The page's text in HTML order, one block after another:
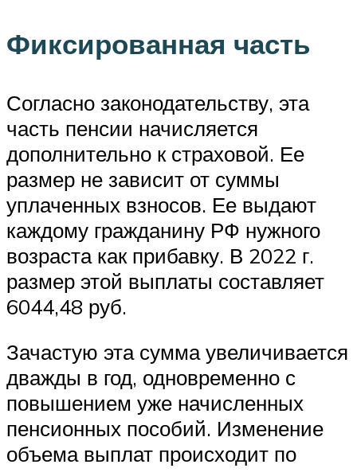
Фиксированная часть
Согласно законодательству, эта
часть пенсии начисляется
дополнительно к страховой. Ее
размер не зависит от суммы
уплаченных взносов. Ее выдают
каждому гражданину РФ нужного
возраста как прибавку. В 2022 г.
размер этой выплаты составляет
6044,48 руб.
Зачастую эта сумма увеличивается
дважды в год, одновременно с
повышением уже начисленных
пенсионных пособий. Изменение
объема выплат происходит по